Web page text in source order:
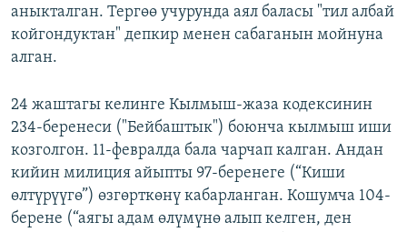
аныкталган. Тергөө учурунда аял баласы "тил албай
койгондуктан" депкир менен сабаганын мойнуна
алган.
24 жаштагы келинге Кылмыш-жаза кодексинин
234-беренеси ("Бейбаштык") боюнча кылмыш иши
козголгон. 11-февралда бала чарчап калган. Андан
кийин милиция айыпты 97-беренеге (“Киши
өлтүрүүгө”) өзгөрткөнү кабарланган. Кошумча 104-
берене (“аягы адам өлүмүнө алып келген, ден